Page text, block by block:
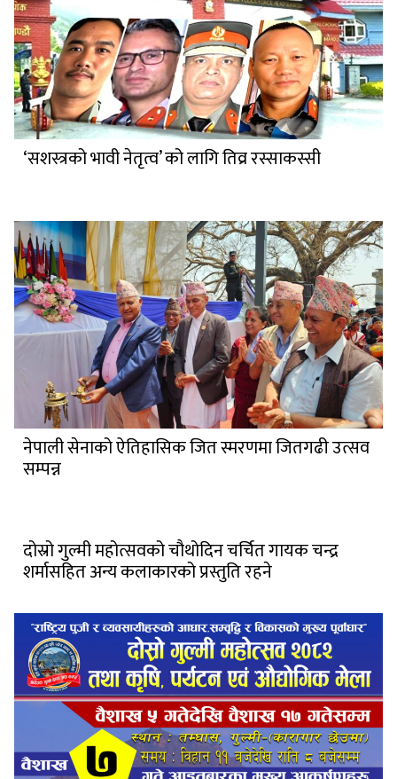
‘सशस्त्रको भावी नेतृत्व’ को लागि तिव्र रस्साकस्सी
नेपाली सेनाको ऐतिहासिक जित स्मरणमा जितगढी उत्सव
सम्पन्न
दोस्रो गुल्मी महोत्सवको चौथोदिन चर्चित गायक चन्द्र
शर्मासहित अन्य कलाकारको प्रस्तुति रहने